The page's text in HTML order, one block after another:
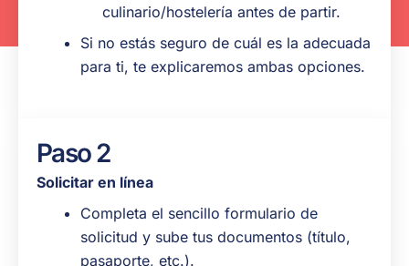
culinario/hostelería antes de partir.
Si no estás seguro de cuál es la adecuada
para ti, te explicaremos ambas opciones.
Paso 2
Solicitar en línea
Completa el sencillo formulario de
solicitud y sube tus documentos (título,
pasaporte, etc.).